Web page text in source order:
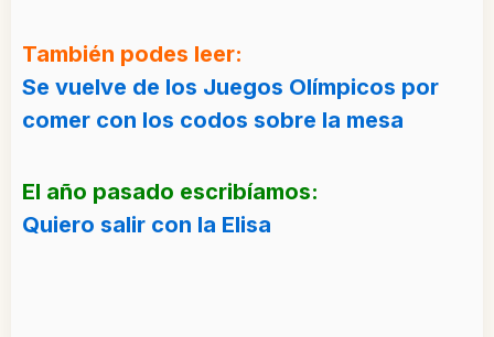
También podes leer:
Se vuelve de los Juegos Olímpicos por
comer con los codos sobre la mesa
El año pasado escribíamos:
Quiero salir con la Elisa